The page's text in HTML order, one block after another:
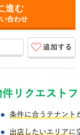
合わせ